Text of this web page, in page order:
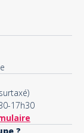
17h30